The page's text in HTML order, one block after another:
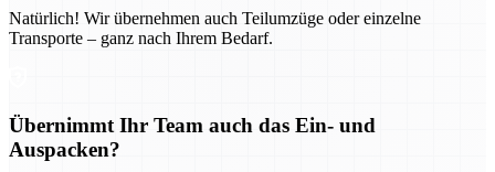
Natürlich! Wir übernehmen auch Teilumzüge oder einzelne
Transporte – ganz nach Ihrem Bedarf.
Übernimmt Ihr Team auch das Ein- und
Auspacken?